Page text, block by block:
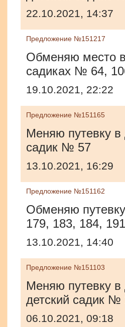
22.10.2021, 14:37
Предложение №151217
Обменяю место
садиках № 64,
19.10.2021, 22:22
Предложение №151165
Меняю путевку в
садик № 57
13.10.2021, 16:29
Предложение №151162
Обменяю
179, 183, 184,
13.10.2021, 14:40
Предложение №151103
Меняю путевку в
детский садик №
06.10.2021, 09:18